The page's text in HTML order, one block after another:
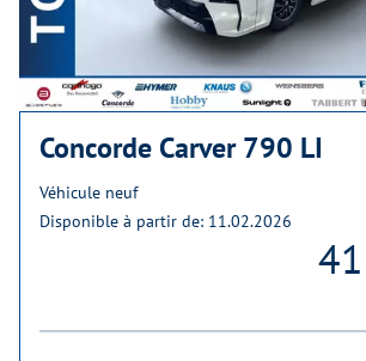
Concorde Carver 790 LI
Véhicule neuf
Disponible à partir de: 11.02.2026